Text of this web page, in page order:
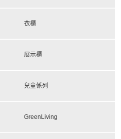
衣櫃
展示櫃
兒童係列
GreenLiving